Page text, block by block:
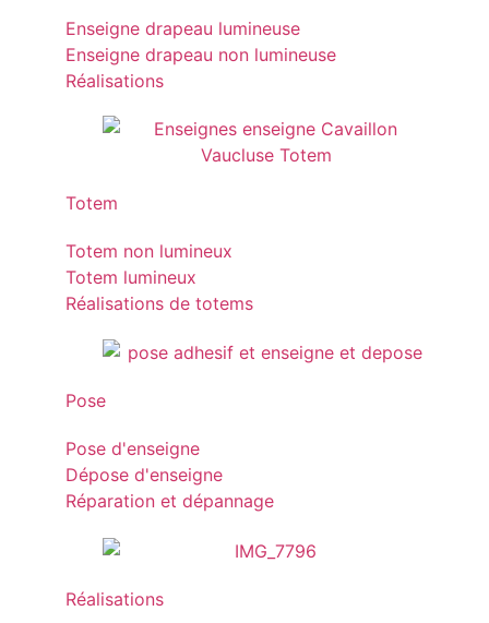
Enseigne drapeau lumineuse
Enseigne drapeau non lumineuse
Réalisations
Totem
Totem non lumineux
Totem lumineux
Réalisations de totems
Pose
Pose d'enseigne
Dépose d'enseigne
Réparation et dépannage
Réalisations